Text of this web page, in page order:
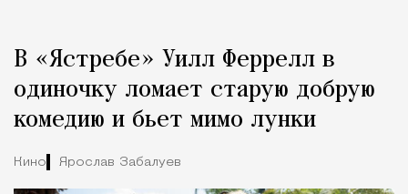
Город
В «Ястребе» Уилл Феррелл в
одиночку ломает старую добрую
комедию и бьет мимо лунки
Кино Ярослав Забалуев